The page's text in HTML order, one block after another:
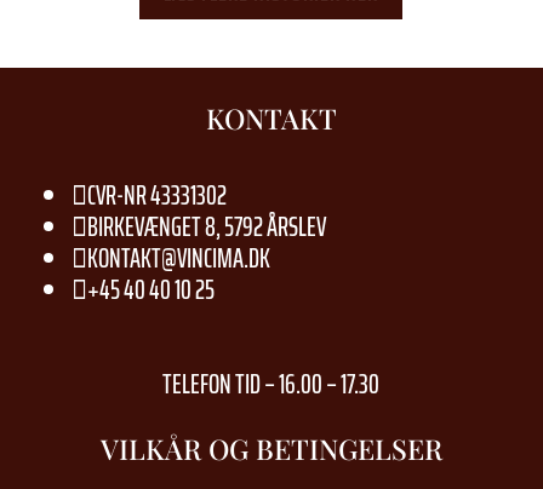
KONTAKT
CVR-NR 43331302
BIRKEVÆNGET 8, 5792 ÅRSLEV
KONTAKT@VINCIMA.DK
+45 40 40 10 25
TELEFON TID – 16.00 – 17.30
VILKÅR OG BETINGELSER